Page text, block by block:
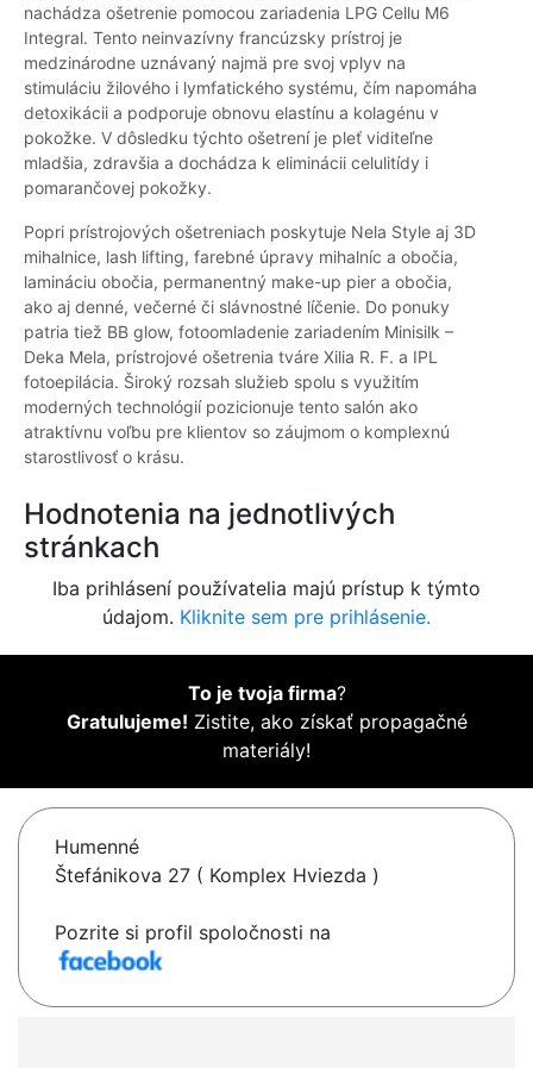
nachádza ošetrenie pomocou zariadenia LPG Cellu M6
Integral. Tento neinvazívny francúzsky prístroj je
medzinárodne uznávaný najmä pre svoj vplyv na
stimuláciu žilového i lymfatického systému, čím napomáha
detoxikácii a podporuje obnovu elastínu a kolagénu v
pokožke. V dôsledku týchto ošetrení je pleť viditeľne
mladšia, zdravšia a dochádza k eliminácii celulitídy i
pomarančovej pokožky.
Popri prístrojových ošetreniach poskytuje Nela Style aj 3D
mihalnice, lash lifting, farebné úpravy mihalníc a obočia,
lamináciu obočia, permanentný make-up pier a obočia,
ako aj denné, večerné či slávnostné líčenie. Do ponuky
patria tiež BB glow, fotoomladenie zariadením Minisilk –
Deka Mela, prístrojové ošetrenia tváre Xilia R. F. a IPL
fotoepilácia. Široký rozsah služieb spolu s využitím
moderných technológií pozicionuje tento salón ako
atraktívnu voľbu pre klientov so záujmom o komplexnú
starostlivosť o krásu.
Hodnotenia na jednotlivých
stránkach
Iba prihlásení používatelia majú prístup k týmto
údajom. Kliknite sem pre prihlásenie.
To je tvoja firma?
Gratulujeme! Zistite, ako získať propagačné
materiály!
Humenné
Štefánikova 27 ( Komplex Hviezda )
Pozrite si profil spoločnosti na